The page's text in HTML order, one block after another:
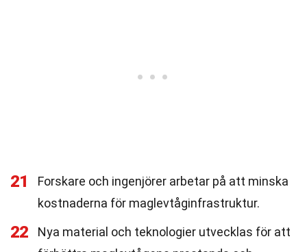
21
Forskare och ingenjörer arbetar på att minska
kostnaderna för maglevtåginfrastruktur.
22
Nya material och teknologier utvecklas för att